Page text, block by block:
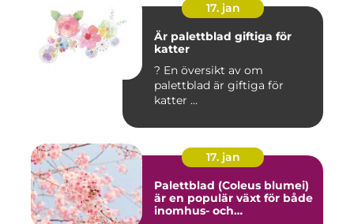
17. jan
Är palettblad giftiga för
katter
? En översikt av om
palettblad är giftiga för
katter ...
17. jan
Palettblad (Coleus blumei)
är en populär växt för både
inomhus- och